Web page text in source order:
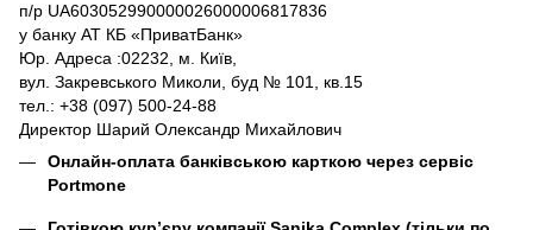
п/р UA603052990000026000006817836
у банку АТ КБ «ПриватБанк»
Юр. Адреса :02232, м. Київ,
вул. Закревського Миколи, буд № 101, кв.15
тел.: +38 (097) 500-24-88
Директор Шарий Олександр Михайлович
Онлайн-оплата банківською карткою через сервіс
Portmone